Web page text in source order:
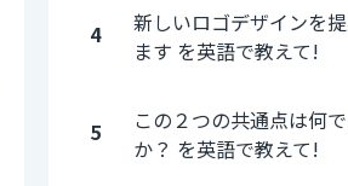
4
新しいロゴデザインを
ます を英語で教えて!
5
この２つの共通点は何
か？ を英語で教えて!